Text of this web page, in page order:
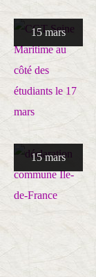
15 mars
15 mars